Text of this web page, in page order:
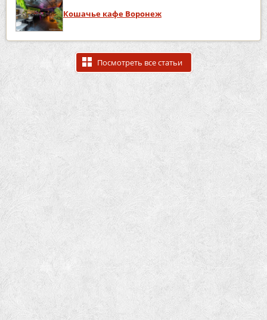
Кошачье кафе Воронеж
Посмотреть все статьи